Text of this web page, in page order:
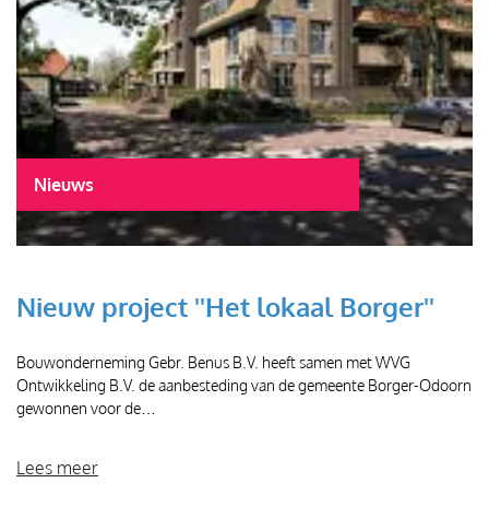
Nieuws
Nieuw project ''Het lokaal Borger''
Bouwonderneming Gebr. Benus B.V. heeft samen met WVG
Ontwikkeling B.V. de aanbesteding van de gemeente Borger-Odoorn
gewonnen voor de…
Lees meer